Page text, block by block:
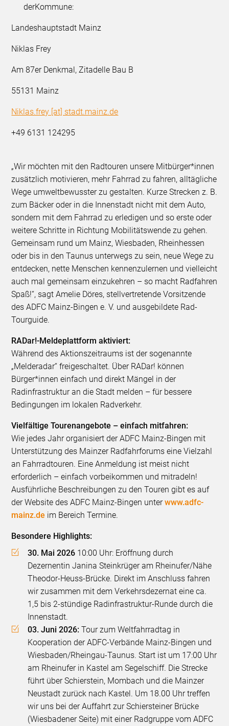
derKommune:
Landeshauptstadt Mainz
Niklas Frey
Am 87er Denkmal, Zitadelle Bau B
55131 Mainz
Niklas.frey [at] stadt.mainz.de
+49 6131 124295
„Wir möchten mit den Radtouren unsere Mitbürger*innen
zusätzlich motivieren, mehr Fahrrad zu fahren, alltägliche
Wege umweltbewusster zu gestalten. Kurze Strecken z. B.
zum Bäcker oder in die Innenstadt nicht mit dem Auto,
sondern mit dem Fahrrad zu erledigen und so erste oder
weitere Schritte in Richtung Mobilitätswende zu gehen.
Gemeinsam rund um Mainz, Wiesbaden, Rheinhessen
oder bis in den Taunus unterwegs zu sein, neue Wege zu
entdecken, nette Menschen kennenzulernen und vielleicht
auch mal gemeinsam einzukehren – so macht Radfahren
Spaß!“, sagt Amelie Döres, stellvertretende Vorsitzende
des ADFC Mainz-Bingen e. V. und ausgebildete Rad-
Tourguide.
RADar!-Meldeplattform aktiviert:
Während des Aktionszeitraums ist der sogenannte
„Melderadar“ freigeschaltet. Über RADar! können
Bürger*innen einfach und direkt Mängel in der
Radinfrastruktur an die Stadt melden – für bessere
Bedingungen im lokalen Radverkehr.
Vielfältige Tourenangebote – einfach mitfahren:
Wie jedes Jahr organisiert der ADFC Mainz-Bingen mit
Unterstützung des Mainzer Radfahrforums eine Vielzahl
an Fahrradtouren. Eine Anmeldung ist meist nicht
erforderlich – einfach vorbeikommen und mitradeln!
Ausführliche Beschreibungen zu den Touren gibt es auf
der Website des ADFC Mainz-Bingen unterwww.adfc-
mainz.de im Bereich Termine.
Besondere Highlights:
30. Mai 2026 10:00 Uhr: Eröffnung durch
Dezernentin Janina Steinkrüger am Rheinufer/Nähe
Theodor-Heuss-Brücke. Direkt im Anschluss fahren
wir zusammen mit dem Verkehrsdezernat eine ca.
1,5 bis 2-stündige Radinfrastruktur-Runde durch die
Innenstadt.
03. Juni 2026: Tour zum Weltfahrradtag in
Kooperation der ADFC-Verbände Mainz-Bingen und
Wiesbaden/Rheingau-Taunus. Start ist um 17:00 Uhr
am Rheinufer in Kastel am Segelschiff. Die Strecke
führt über Schierstein, Mombach und die Mainzer
Neustadt zurück nach Kastel. Um 18.00 Uhr treffen
wir uns bei der Auffahrt zur Schiersteiner Brücke
(Wiesbadener Seite) mit einer Radgruppe vom ADFC